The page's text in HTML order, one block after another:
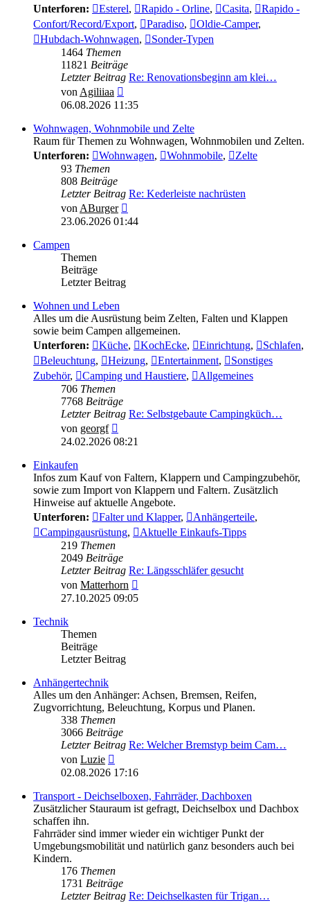
Unterforen:
Esterel, Rapido - Orline, Casita,
Rapido -
Confort/Record/Export, Paradiso, Oldie-Camper,
Hubdach-Wohnwagen,
Sonder-Typen
1464 Themen
11821 Beiträge
Letzter Beitrag Re: Renovationsbeginn am klei…
vonAgiliiaa
Beitrag
06.08.2026 11:35
Wohnwagen, Wohnmobile und Zelte
Raum für Themen zu Wohnwagen, Wohnmobilen und Zelten.
Unterforen:
Wohnwagen, Wohnmobile,
Zelte
93 Themen
808 Beiträge
Letzter Beitrag Re: Kederleiste nachrüsten
vonABurger
Beitrag
23.06.2026 01:44
Campen
Themen
Beiträge
Letzter Beitrag
Wohnen und Leben
Alles um die Ausrüstung beim Zelten, Falten und Klappen
sowie beim Campen allgemeinen.
Unterforen:
Küche, KochEcke, Einrichtung, Schlafen,
Beleuchtung, Heizung, Entertainment,
Sonstiges
Zubehör, Camping und Haustiere,
Allgemeines
706 Themen
7768 Beiträge
Letzter Beitrag Re: Selbstgebaute Campingküch…
von georgf
Beitrag
24.02.2026 08:21
Einkaufen
Infos zum Kauf von Faltern, Klappern und Campingzubehör,
sowie zum Import von Klappern und Faltern. Zusätzlich
Hinweise auf aktuelle Angebote.
Unterforen:
Falter und Klapper, Anhängerteile,
Campingausrüstung,
Aktuelle Einkaufs-Tipps
219 Themen
2049 Beiträge
Letzter Beitrag Re: Längsschläfer gesucht
von Matterhorn
27.10.2025 09:05
Technik
Themen
Beiträge
Letzter Beitrag
Anhängertechnik
Alles um den Anhänger: Achsen, Bremsen, Reifen,
Zugvorrichtung, Beleuchtung, Korpus und Planen.
338 Themen
3066 Beiträge
Letzter Beitrag Re: Welcher Bremstyp beim Cam…
von Luzie
Beitrag
02.08.2026 17:16
Transport - Deichselboxen, Fahrräder, Dachboxen
Zusätzlicher Stauraum ist gefragt, Deichselbox und Dachbox
schaffen ihn.
Fahrräder sind immer wieder ein wichtiger Punkt der
Umgebungsmobilität und natürlich ganz besonders auch bei
Kindern.
176 Themen
1731 Beiträge
Letzter Beitrag Re: Deichselkasten für Trigan…